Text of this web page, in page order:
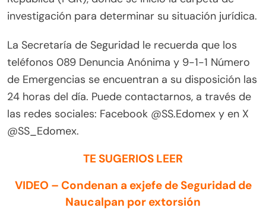
investigación para determinar su situación jurídica.
La Secretaría de Seguridad le recuerda que los
teléfonos 089 Denuncia Anónima y 9-1-1 Número
de Emergencias se encuentran a su disposición las
24 horas del día. Puede contactarnos, a través de
las redes sociales: Facebook @SS.Edomex y en X
@SS_Edomex.
TE SUGERIOS LEER
VIDEO – Condenan a exjefe de Seguridad de
Naucalpan por extorsión